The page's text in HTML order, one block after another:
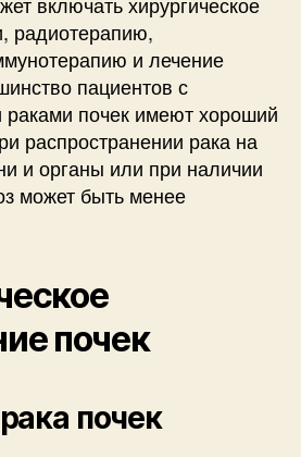
радиотерапию,
и лечение
пациентов с
почек имеют хороший
распространении рака на
и органы или при наличии
может быть менее
почек
почек